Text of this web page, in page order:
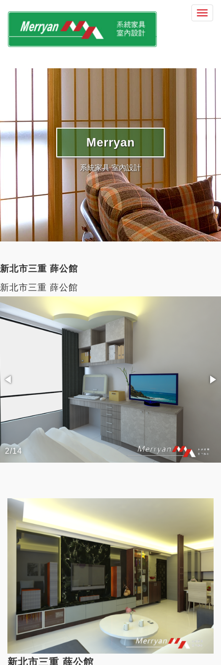
選
Merryan
系統家具 室內設計
新北市三重 薛公館
新北市三重 薛公館
2/14
新北市三重 薛公館